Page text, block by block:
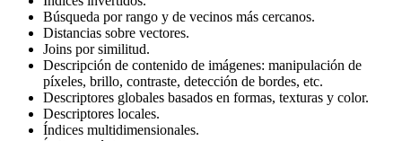
Búsqueda por rango y de vecinos más cercanos.
Distancias sobre vectores.
Joins por similitud.
Descripción de contenido de imágenes: manipulación de
píxeles, brillo, contraste, detección de bordes, etc.
Descriptores globales basados en formas, texturas y color.
Descriptores locales.
Índices multidimensionales.